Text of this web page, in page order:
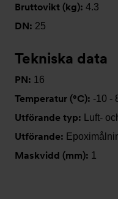
Bruttovikt (kg): 4.3
DN: 25
Tekniska data
PN: 16
Temperatur (°C): -10 -
Utförande typ: Luft-
Utförande:
Maskvidd (mm): 1